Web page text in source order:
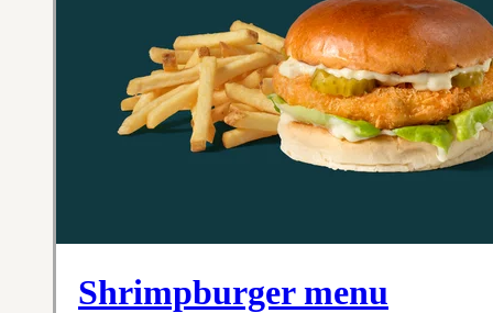
Shrimpburger menu